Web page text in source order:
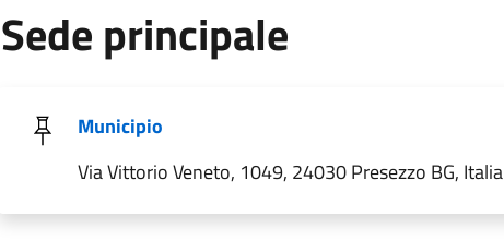
Sede principale
Municipio
Via Vittorio Veneto, 1049, 24030 Presezzo BG, Italia